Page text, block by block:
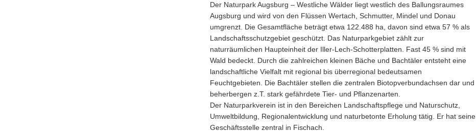
Der Naturpark Augsburg – Westliche Wälder liegt westlich des Ballungsraumes
Augsburg und wird von den Flüssen Wertach, Schmutter, Mindel und Donau
umgrenzt. Die Gesamtfläche beträgt etwa 122.488 ha, davon sind etwa 57 % als
Landschaftsschutzgebiet geschützt. Das Naturparkgebiet zählt zur
naturräumlichen Haupteinheit der Iller-Lech-Schotterplatten. Fast 45 % sind mit
Wald bedeckt. Durch die zahlreichen kleinen Bäche und Bachtäler entsteht eine
landschaftliche Vielfalt mit regional bis überregional bedeutsamen
Feuchtgebieten. Die Bachtäler stellen die zentralen Biotopverbundachsen dar und
beherbergen z.T. stark gefährdete Tier- und Pflanzenarten.
Der Naturparkverein ist in den Bereichen Landschaftspflege und Naturschutz,
Umweltbildung, Regionalentwicklung und naturbetonte Erholung tätig. Er hat seine
Geschäftsstelle zentral in Fischach.